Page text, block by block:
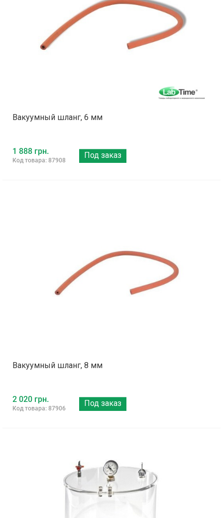
Вакуумный шланг, 6 мм
1 888 грн.
Код товара: 87908
Под заказ
Вакуумный шланг, 8 мм
2 020 грн.
Код товара: 87906
Под заказ